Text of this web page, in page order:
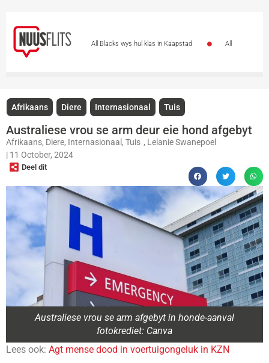
All Blacks wys hul klas in Kaapstad All
Blacks-kragmeting All Blacks skakel oor na ’n
All Blacks
slaan terug: Stormers nou sewe punte agter
Afrikaans Diere Internasionaal Tuis
Australiese vrou se arm deur eie hond afgebyt
Afrikaans, Diere, Internasionaal , Tuis , Lelanie Swanepoel
| 11 October, 2024
Deel dit
Australiese vrou se arm afgebyt in honde-aanval
fotokrediet: Canva
Lees ook: Agt mense dood in voertuigongeluk in KZN